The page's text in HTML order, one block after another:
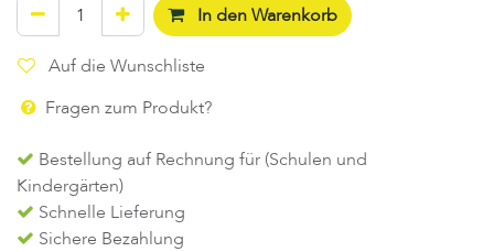
In den Warenkorb
Auf die Wunschliste
Fragen zum Produkt?
Bestellung auf Rechnung für (Schulen und
Kindergärten)
Schnelle Lieferung
Sichere Bezahlung